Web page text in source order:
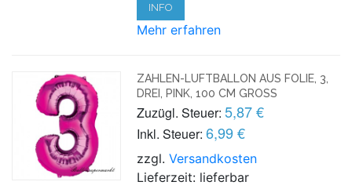
INFO
Mehr erfahren
ZAHLEN-LUFTBALLON AUS FOLIE, 3,
DREI, PINK, 100 CM GROSS
Zuzügl. Steuer: 5,87 €
Inkl. Steuer: 6,99 €
zzgl.Versandkosten
Lieferzeit: lieferbar